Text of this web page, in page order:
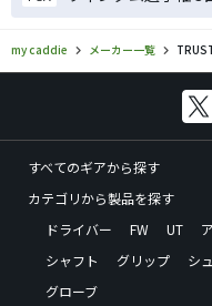
my caddie メーカー一覧
すべてのギアから探す
カテゴリから製品を探す
ドライバー
FW UT
シャフト
グリップ シ
グローブ